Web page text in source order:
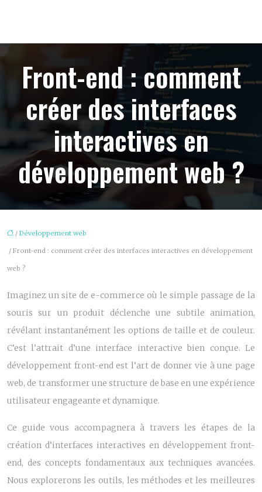
Front-end : comment
créer des interfaces
interactives en
développement web ?
/ Développement web
/ Front-end : comment créer des interfaces interactives en développement
web ?
Imaginez un site de e-commerce où le simple passage de la
souris sur un produit déclenche une subtile animation,
révélant instantanément les options de taille et de couleur.
C’est l’attrait d’une interface interactive bien conçue. Le
développement front-end est l’art de donner vie à une page
web, de transformer une structure de base en une expérience
utilisateur engageante et dynamique.
Ce guide vous accompagnera à travers les étapes de la
création d’interfaces interactives en développement front-
end, des concepts fondamentaux aux techniques avancées.
Nous explorerons les outils, les méthodes et les meilleures